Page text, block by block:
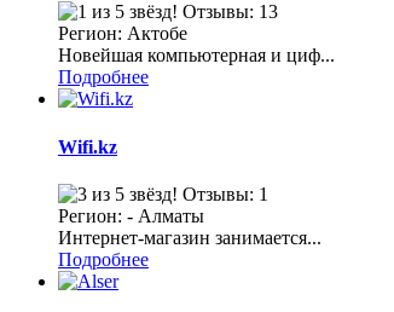
Отзывы: 13
Регион: Актобе
Новейшая компьютерная и циф...
Подробнее
Wifi.kz
Отзывы: 1
Регион: - Алматы
Интернет-магазин занимается...
Подробнее